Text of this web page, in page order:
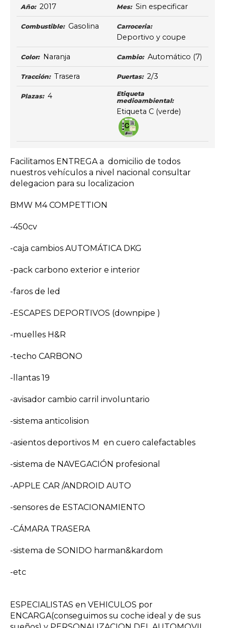
Año: 2017 Mes: Sin especificar
Combustible: Gasolina Carroceria:
Deportivo y coupe
Color: Naranja Cambio: Automático (7)
Tracción: Trasera Puertas: 2/3
Plazas: 4
Etiqueta
medioambiental:
Etiqueta C (verde)
Facilitamos ENTREGA a domicilio de todos
nuestros vehículos a nivel nacional consultar
delegacion para su localizacion
BMW M4 COMPETTION
-450cv
-caja cambios AUTOMÁTICA DKG
-pack carbono exterior e interior
-faros de led
-ESCAPES DEPORTIVOS (downpipe )
-muelles H&R
-techo CARBONO
-llantas 19
-avisador cambio carril involuntario
-sistema anticolision
-asientos deportivos M en cuero calefactables
-sistema de NAVEGACIÓN profesional
-APPLE CAR /ANDROID AUTO
-sensores de ESTACIONAMIENTO
-CÁMARA TRASERA
-sistema de SONIDO harman&kardom
-etc
ESPECIALISTAS en VEHICULOS por
ENCARGA(conseguimos su coche ideal y de sus